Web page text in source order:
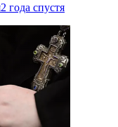
2 года спустя